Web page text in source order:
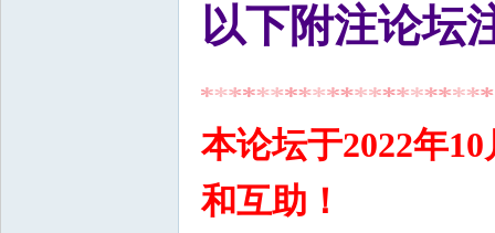
以下附注论坛
本论坛于2022年
和互助！